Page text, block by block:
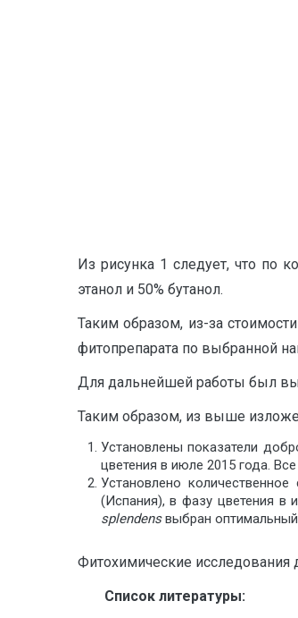
Из рисунка 1 следует, что по
этанол и 50% бутанол.
Таким образом, из-за
фитопрепарата по выбранной
Для дальнейшей работы был
Таким образом, из выше
Установлены показатели
цветения в июле 2015 года.
Установлено
(Испания), в фазу цветения в
splendensвыбран оптимальный
Фитохимические исследования
Список литературы: